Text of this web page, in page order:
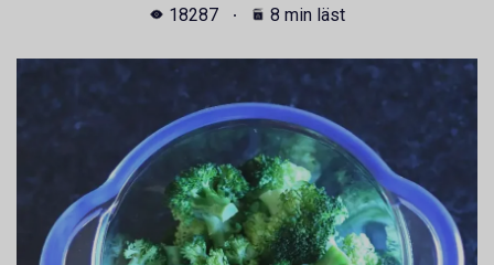
18287
8 min läst